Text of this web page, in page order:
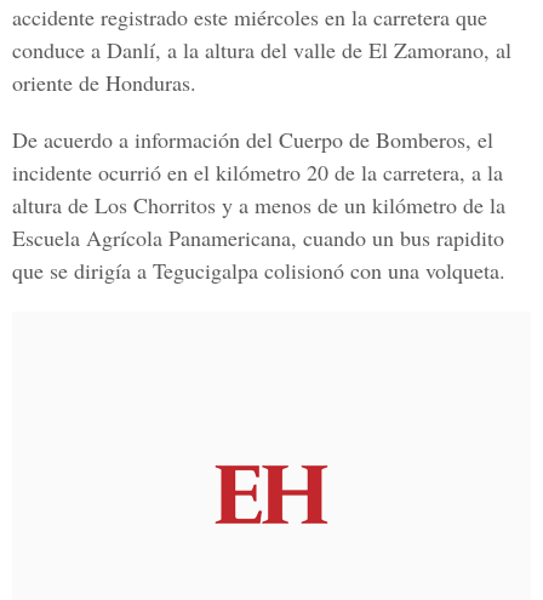
accidente registrado este miércoles en la carretera que
conduce a Danlí, a la altura del valle de El Zamorano, al
oriente de Honduras.
De acuerdo a información del Cuerpo de Bomberos, el
incidente ocurrió en el kilómetro 20 de la carretera, a la
altura de Los Chorritos y a menos de un kilómetro de la
Escuela Agrícola Panamericana, cuando un bus rapidito
que se dirigía a Tegucigalpa colisionó con una volqueta.